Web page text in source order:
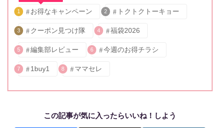
1 お得なキャンペーン 2 トクトクトーキョー
3 クーポン見つけ隊 4 福袋2026
5 編集部レビュー 6 今週のお得チラシ
7 1buy1 8 ママセレ
この記事が気に入ったらいいね！しよう